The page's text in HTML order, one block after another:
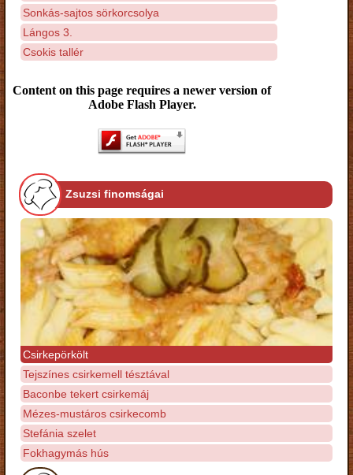
Sonkás-sajtos sörkorcsolya
Lángos 3.
Csokis tallér
Content on this page requires a newer version of
Adobe Flash Player.
Zsuzsi finomságai
Csirkepörkölt
Tejszínes csirkemell tésztával
Baconbe tekert csirkemáj
Mézes-mustáros csirkecomb
Stefánia szelet
Fokhagymás hús